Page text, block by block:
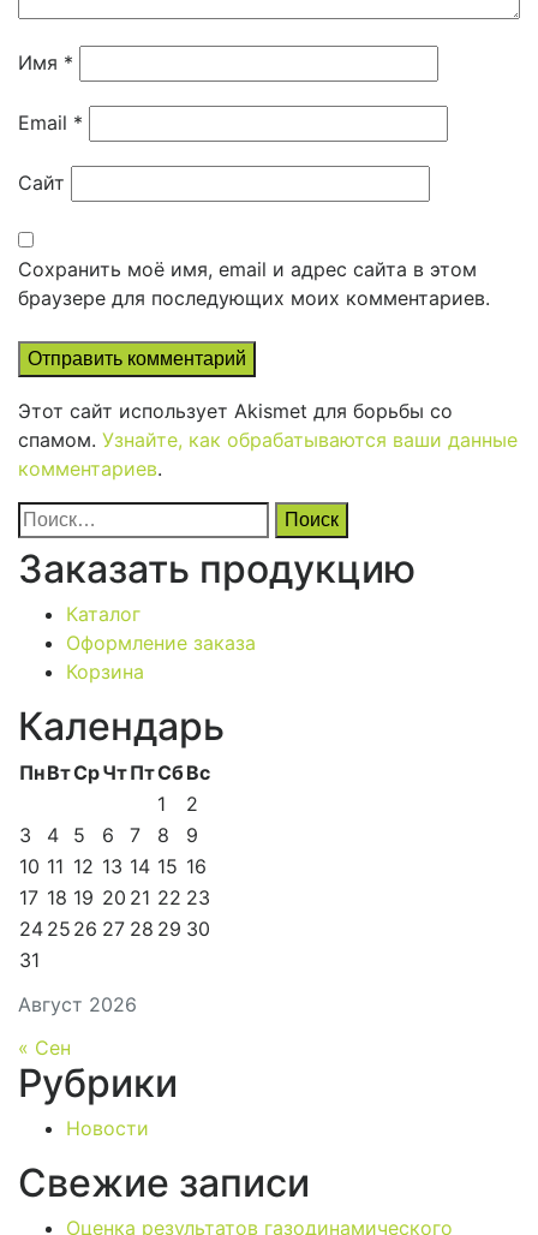
Имя *
Email *
Сайт
Сохранить моё имя, email и адрес сайта в этом
браузере для последующих моих комментариев.
Этот сайт использует Akismet для борьбы со
спамом. Узнайте, как обрабатываются ваши данные
комментариев.
Найти:
Заказать продукцию
Каталог
Оформление заказа
Корзина
Календарь
Август 2026
ПнВтСрЧтПтСбВс
1
2
3
4 5 6 7 8
9
10 11 12 13 14 15 16
17 18 19 20 21 22 23
24 25 26 27 28 29 30
31
« Сен
Рубрики
Новости
Свежие записи
Оценка результатов газодинамического